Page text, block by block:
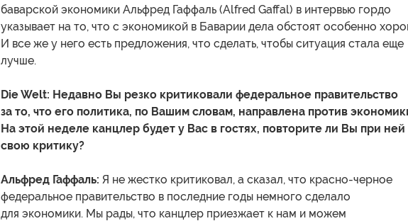
баварской экономики Альфред Гаффаль (Alfred Gaffal) в интервью гордо
указывает на то, что с экономикой в Баварии дела обстоят особенно
И все же у него есть предложения, что сделать, чтобы ситуация стала еще
лучше.
Die Welt: Недавно Вы резко критиковали федеральное правительство
за то, что его политика, по Вашим словам, направлена против
На этой неделе канцлер будет у Вас в гостях, повторите ли Вы при ней
свою критику?
Альфред Гаффаль: Я не жестко критиковал, а сказал, что красно-черное
федеральное правительство в последние годы немного сделало
для экономики. Мы рады, что канцлер приезжает к нам и можем